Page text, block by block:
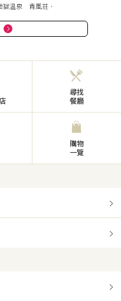
獄温泉 青風荘．
尋找
餐廳
購物
一覽